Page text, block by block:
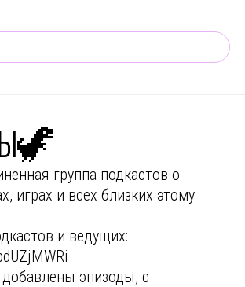
группа подкастов о
играх и всех близких этому
и ведущих:
эпизоды, с